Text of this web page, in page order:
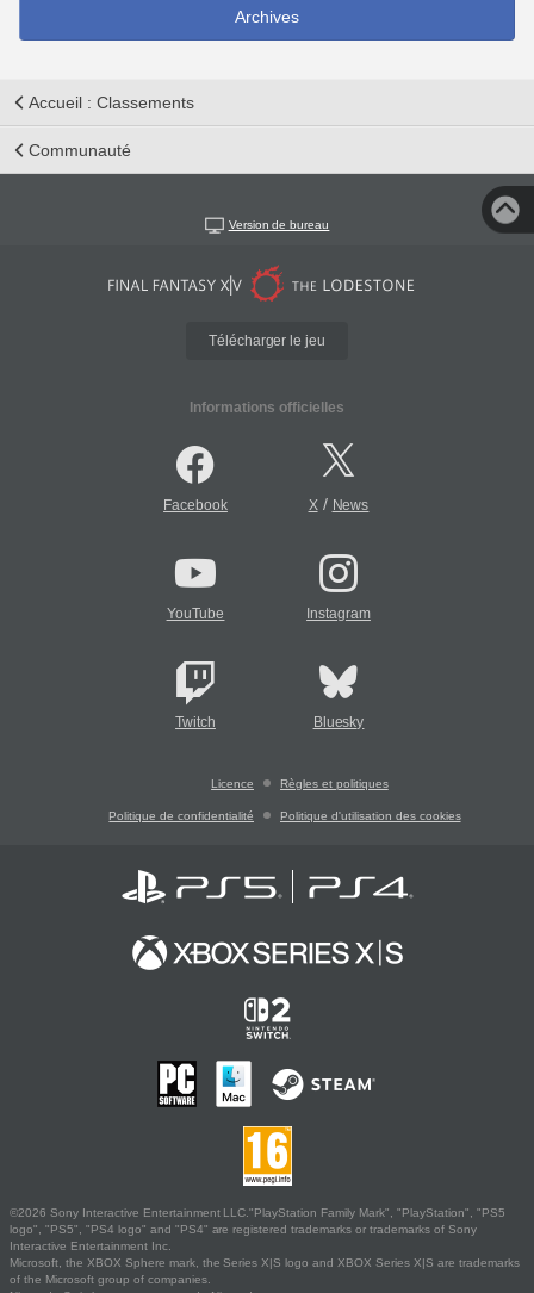
Archives
Accueil : Classements
Communauté
Version de bureau
Télécharger le jeu
Informations officielles
Facebook X/ News
YouTube Instagram
Twitch Bluesky
Licence Règles et politiques
Politique de confidentialité Politique d'utilisation des cookies
©2026 Sony Interactive Entertainment LLC."PlayStation Family Mark", "PlayStation", "PS5
logo", "PS5", "PS4 logo" and "PS4" are registered trademarks or trademarks of Sony
Interactive Entertainment Inc.
Microsoft, the XBOX Sphere mark, the Series X|S logo and XBOX Series X|S are trademarks
of the Microsoft group of companies.